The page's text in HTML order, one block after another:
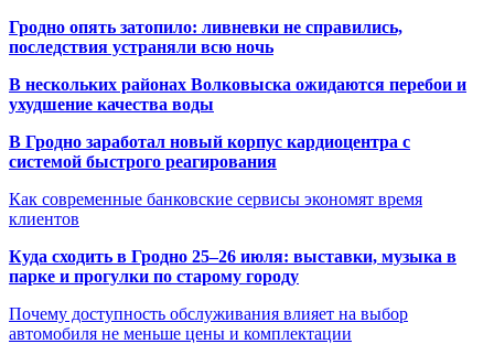
Гродно опять затопило: ливневки не справились,
последствия устраняли всю ночь
В нескольких районах Волковыска ожидаются перебои и
ухудшение качества воды
В Гродно заработал новый корпус кардиоцентра с
системой быстрого реагирования
Как современные банковские сервисы экономят время
клиентов
Куда сходить в Гродно 25–26 июля: выставки, музыка в
парке и прогулки по старому городу
Почему доступность обслуживания влияет на выбор
автомобиля не меньше цены и комплектации